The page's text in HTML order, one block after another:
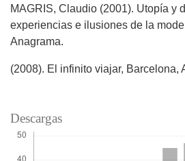
MAGRIS, Claudio (2001). Utopía y
experiencias e ilusiones de la
Anagrama.
(2008). El infinito viajar, Barcelona,
Descargas